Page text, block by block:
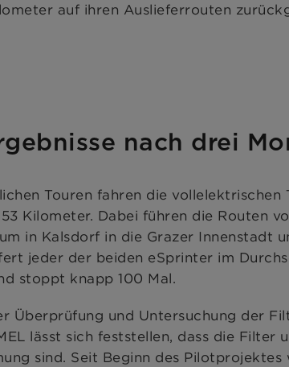
auf ihren Auslieferrouten
nach drei
Touren fahren die vollelektrischen
Kilometer. Dabei führen die Routen
in Kalsdorf in die Grazer Innenstadt
jeder der beiden eSprinter im
stoppt knapp 100 Mal.
Überprüfung und Untersuchung der
lässt sich feststellen, dass die Filter
sind. Seit Beginn des Pilotprojektes